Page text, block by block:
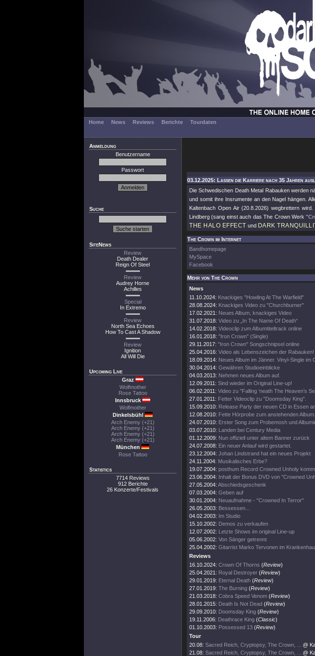
Home News Reviews Berichte
Tourdaten
Anmeldung
Benutzername
Passwort
Suche
SiteNews
Review
Death Dealer
Reign Of Steel
Review
Audrey Horne
Achilles
Special
In Extremo
Review
North Sea Echoes
How To Cast A Shadow
Review
Ignition
All Will Die
Upcoming Live
Graz
Wolfmother
Rose Tattoo
Innsbruck
Wolfmother
Dinkelsbühl
Arch Enemy (+21)
Arch Enemy (+21)
Arch Enemy (+21)
Arch Enemy (+21)
München
Rose Tattoo
Statistics
7714 Reviews
912 Berichte
26 Konzerte/Festivals
03.12.2025: Lassen die Karriere nach 35 Jahren
Die Schwedischen Death Metal Rabauken werden
und somit ihre Insrumente an den Nagel hängen.
Kaltenbach Open Air (20.8.2026) wegbrettern
Lindberg (sang einst auch das The Crown Werk
THE HALO EFFECT und DARK
The Crown im Internet
Bandhomepage
MySpace
Facebook
Mehr von The Crown
News
11.10.2024: Knackiges "Howling At The Warfield"
28.08.2024: Knackiges Video zu "Churchburner"
17.02.2021: Neues Album, knackiges Video
31.07.2018: Video zu „In The Name Of Death“
14.02.2018: Videoclip zum Albumtiteltrack online
16.01.2018: "Iron Crown" (Single)
29.11.2017: "Iron Crown" Songschnipsel online
25.04.2016: Video als Lebenszeichen der Rabauken!
18.09.2014: Neues Album im Jänner. Vinyl-Single im
30.04.2014: Gewähren Studioeinblicke
04.03.2013: Nehmen neues Album auf.
12.09.2011: Sind wieder im Original Line-up!
06.02.2011: Video zu "Falling ‘neath The Heaven’s
27.01.2011: Fetter Videoclip zu "Doomsday King".
15.09.2010: Release Party der neuen CD in Essen
12.08.2010: Fette Hörprobe zum anstehenden Album.
24.07.2010: Erster Song zum Probemosh und
03.07.2010: Landen bei Century Media
01.12.2009: Nun offiziell unter altem Banner zurück
24.07.2008: Ein neuer Anlauf wird gestartet.
23.12.2004: Johan Lindstrand hat ein neues Projekt
24.11.2004: Musikalisches Erbe?
19.07.2004: posthum Record Crowned Unholy
23.06.2004: Inhalt der Bonus DVD von "Crowned
27.05.2004: Abschiedsgeschenk
07.03.2004: Geben auf
30.01.2004: Neuaufnahme - "Crowned In Terror"
26.05.2003: Bessessen...
04.02.2003: Im Studio
15.10.2002: Demos zu verkaufen
12.07.2002: Letzte Shows im original Line-up
05.06.2002: Von Sänger getrennt
25.04.2002: Gitarrist Marko Tervonen im
Reviews
16.10.2024: Crown Of Thorns (Review)
25.04.2021: Royal Destroyer (Review)
29.01.2019: Eternal Death (Review)
27.01.2019: The Burning (Review)
21.03.2018: Cobra Speed Venom (Review)
28.01.2015: Death Is Not Dead (Review)
29.09.2010: Doomsday King (Review)
19.11.2006: Deathrace King (Classic)
01.10.2003: Possessed 13 (Review)
Tour
20.08: Sacred Reich, Cryptopsy, The Crown, ...
@
21.08: Sacred Reich, Cryptopsy, The Crown, ... @